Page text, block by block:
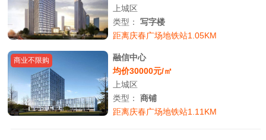
上城区
类型：写字楼
距离庆春广场地铁站1.05KM
商业不限购
融信中心
均价30000元/㎡
上城区
类型：商铺
距离庆春广场地铁站1.11KM